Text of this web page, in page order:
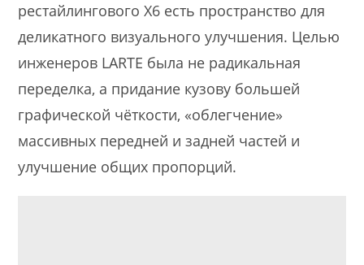
рестайлингового X6 есть пространство для
деликатного визуального улучшения. Целью
инженеров LARTE была не радикальная
переделка, а придание кузову большей
графической чёткости, «облегчение»
массивных передней и задней частей и
улучшение общих пропорций.